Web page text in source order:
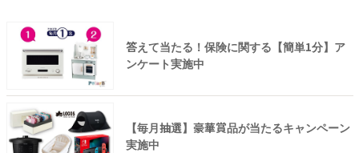
答えて当たる！保険に関する【簡単1分】ア
ンケート実施中
【毎月抽選】豪華賞品が当たるキャンペーン
実施中